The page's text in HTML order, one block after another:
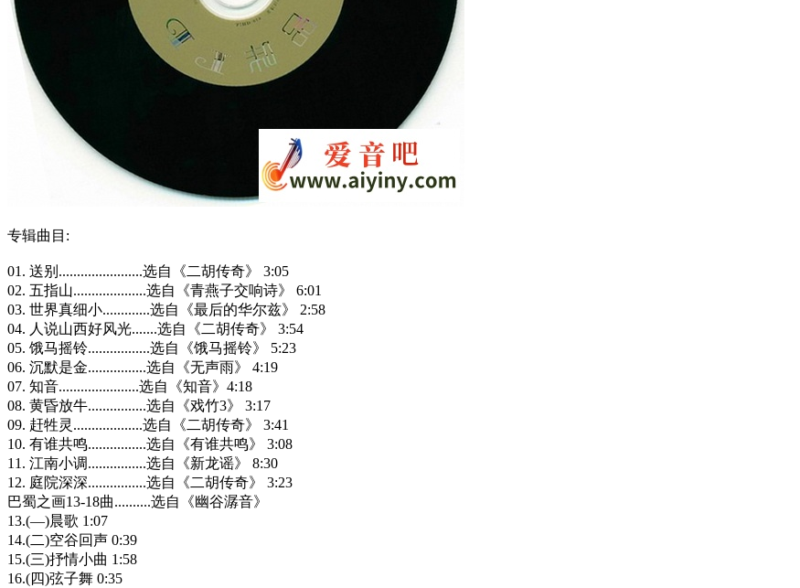
专辑曲目:
01. 送别.......................选自《二胡传奇》 3:05
02. 五指山....................选自《青燕子交响诗》 6:01
03. 世界真细小.............选自《最后的华尔兹》 2:58
04. 人说山西好风光.......选自《二胡传奇》 3:54
05. 饿马摇铃.................选自《饿马摇铃》 5:23
06. 沉默是金................选自《无声雨》 4:19
07. 知音......................选自《知音》4:18
08. 黄昏放牛................选自《戏竹3》 3:17
09. 赶牲灵...................选自《二胡传奇》 3:41
10. 有谁共鸣................选自《有谁共鸣》 3:08
11. 江南小调................选自《新龙谣》 8:30
12. 庭院深深................选自《二胡传奇》 3:23
巴蜀之画13-18曲..........选自《幽谷潺音》
13.(—)晨歌 1:07
14.(二)空谷回声 0:39
15.(三)抒情小曲 1:58
16.(四)弦子舞 0:35